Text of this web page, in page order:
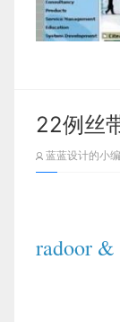
一、骨骼型
骨骼型是一
编排上
则
22例丝
蓝蓝设计的小编
radoor &